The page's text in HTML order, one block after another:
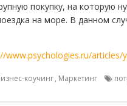
покупку, на которую
на море. В данном
www.psychologies.ru/
коучинг, Маркетинг